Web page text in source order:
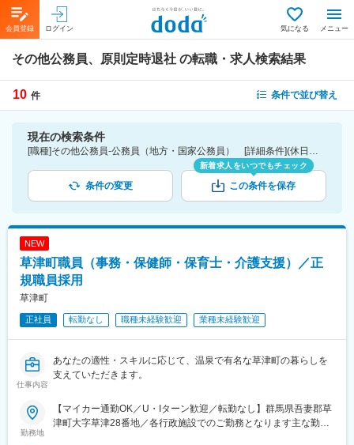
会員登録 ログイン 気になる メニュー
その他公務員、原則定時退社 の転職・求人検索結果
10 件 条件で並び替え
現在の検索条件
[職種]その他公務員-公務員（地方・国家公務員） [詳細条件](休日・働き方)原則定時退社
条件の変更
新着求人をいつでもチェック
この条件を保存
NEW
草津町職員（事務・保健師・保育士・介護支援）／正
規職員採用
草津町
正社員 転勤なし 職種未経験歓迎 業種未経験歓迎
仕事内容
あなたの適性・スキルに応じて、温泉で有名な草津町の暮らしを
支えていただきます。
勤務地
【マイカー通勤OK／U・Iターン歓迎／転勤なし】群馬県吾妻郡草
津町大字草津28番地／各行政施設でのご勤務となります主な勤務